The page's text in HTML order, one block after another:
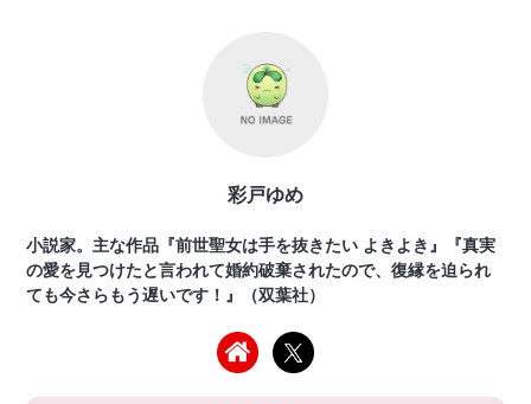
彩戸ゆめ
小説家。主な作品『前世聖女は手を抜きたい よきよき』『真実
の愛を見つけたと言われて婚約破棄されたので、復縁を迫られ
ても今さらもう遅いです！』（双葉社）